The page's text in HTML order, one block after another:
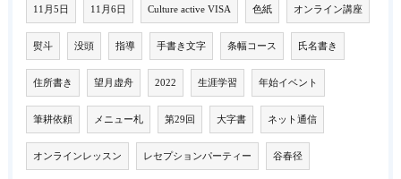
11月5日 11月6日 Culture active VISA 色紙 オンライン講座
熨斗 没頭 指導 手書き文字 条幅コース 氏名書き
住所書き 望月虚舟 2022 生涯学習 年始イベント
筆耕依頼 メニュー札 第29回 大字書 ネット通信
オンラインレッスン レセプションパーティー 谷春径